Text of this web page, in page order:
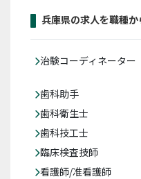
兵庫県の求人を職種か
治験コーディネーター
歯科助手
歯科衛生士
歯科技工士
臨床検査技師
看護師/准看護師